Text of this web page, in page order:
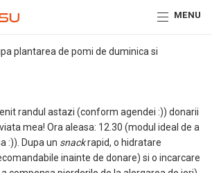
MENU
plantarea de pomi de duminica si
randul astazi (conform agendei :)) donarii
mea! Ora aleasa: 12.30 (modul ideal de a
:)). Dupa un snackrapid, o hidratare
inainte de donare) si o incarcare